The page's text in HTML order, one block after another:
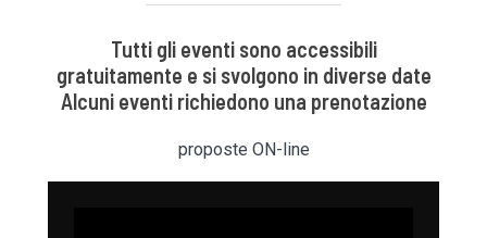
Tutti gli eventi sono accessibili
gratuitamente e si svolgono in diverse date
Alcuni eventi richiedono una prenotazione
proposte ON-line